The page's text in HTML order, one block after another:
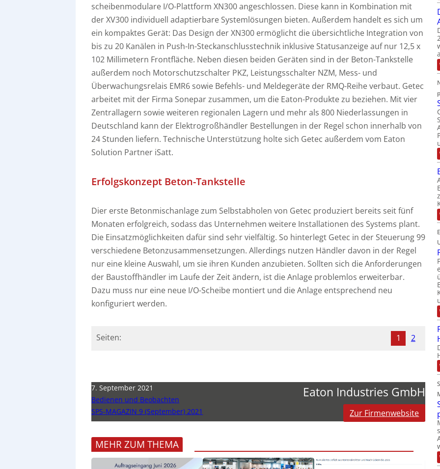
scheibenmodulare I/O-Plattform XN300 angeschlossen. Diese kann in Kombination mit
der XV300 individuell adaptierbare Systemlösungen bieten. Außerdem handelt es sich um
ein kompaktes Gerät: Das Design der XN300 ermöglicht die übersichtliche Integration von
bis zu 20 Kanälen in Push-In-Steckanschlusstechnik inklusive Statusanzeige auf nur 12,5 x
102 Millimetern Frontfläche. Neben diesen beiden Geräten sind in der Beton-Tankstelle
außerdem noch Motorschutzschalter PKZ, Leistungsschalter NZM, Mess- und
Überwachungsrelais EMR6 sowie Befehls- und Meldegeräte der RMQ-Reihe verbaut. Getec
arbeitet mit der Firma Sonepar zusammen, um die Eaton-Produkte zu beziehen. Mit vier
Zentrallagern sowie weiteren regionalen Lagern und mehr als 800 Niederlassungen in
Deutschland kann der Elektrogroßhändler Bestellungen in der Regel schon innerhalb von
24 Stunden liefern. Technische Unterstützung holte sich Getec außerdem vom Eaton
Solution Partner iSatt.
Erfolgskonzept Beton-Tankstelle
Dier erste Betonmischanlage zum Selbstabholen von Getec produziert bereits seit fünf
Monaten erfolgreich, sodass das Unternehmen weitere Installationen des Systems plant.
Die Einsatzmöglichkeiten dafür sind sehr vielfältig. So hinterlegt Getec in der Steuerung 99
verschiedene Betonzusammensetzungen. Allerdings nutzen Händler davon in der Regel
nur eine kleine Auswahl, um sie ihren Kunden anzubieten. Sollten sich die Anforderungen
der Baustoffhändler im Laufe der Zeit ändern, ist die Anlage problemlos erweiterbar.
Dazu muss nur eine neue I/O-Scheibe montiert und die Anlage entsprechend neu
konfiguriert werden.
Seiten: 1 2
7. September 2021
Bedienen und Beobachten
SPS-MAGAZIN 9 (September) 2021
Eaton Industries GmbH
Zur Firmenwebsite
MEHR ZUM THEMA